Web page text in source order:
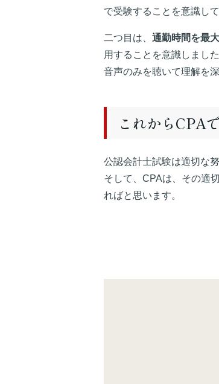
で受験することを意識して
二つ目は、 通勤時間を最
用することを意識しまし
音声のみを聴いて理解を
これからCPA
公認会計士試験は適切な
そして、CPAは、その適
ればと思います。